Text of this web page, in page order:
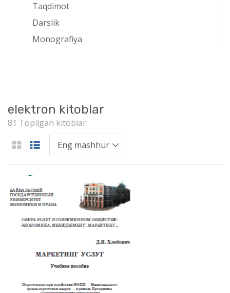
Taqdimot
Darslik
Monografiya
elektron kitoblar
81 Topilgan kitoblar